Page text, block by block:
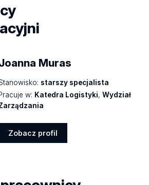
Muras
starszy specjalista
Pracuje w: Katedra Logistyki,Wydział
Zobacz profil